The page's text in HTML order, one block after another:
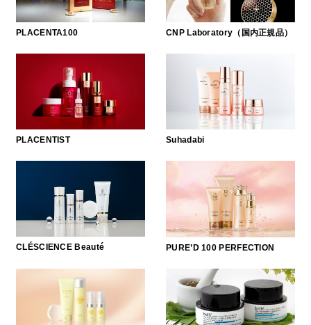
BIVABOO（ビバブー）
CNP Laboratory（国内正規品）
PLACENTIST
Suhadabi
CLÉSCIENCE Beauté
PURE’D 100 PERFECTION
美肌フローリズム
PHYSIOGEL
PLACENTA100 CNP Laboratory（国内正規品）
PLACENTIST Suhadabi
CLÉSCIENCE Beauté PURE’D 100 PERFECTION